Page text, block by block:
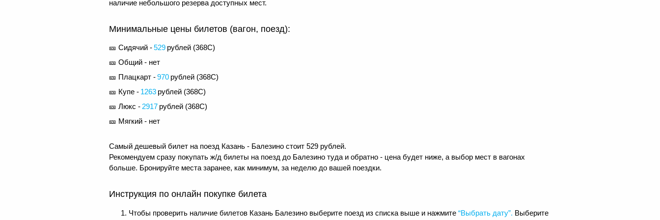
наличие небольшого резерва доступных мест.
Минимальные цены билетов (вагон, поезд):
🎫 Сидячий -529 рублей (368С)
🎫 Общий - нет
🎫 Плацкарт -970 рублей (368С)
🎫 Купе - 1263 рублей (368С)
🎫 Люкс - 2917 рублей (368С)
🎫 Мягкий - нет
Самый дешевый билет на поезд Казань - Балезино стоит 529 рублей.
Рекомендуем сразу покупать ж/д билеты на поезд до Балезино туда и обратно - цена будет ниже, а выбор мест в вагонах
больше. Бронируйте места заранее, как минимум, за неделю до вашей поездки.
Инструкция по онлайн покупке билета
Чтобы проверить наличие билетов Казань Балезино выберите поезд из списка выше и нажмите “Выбрать дату”. Выберите